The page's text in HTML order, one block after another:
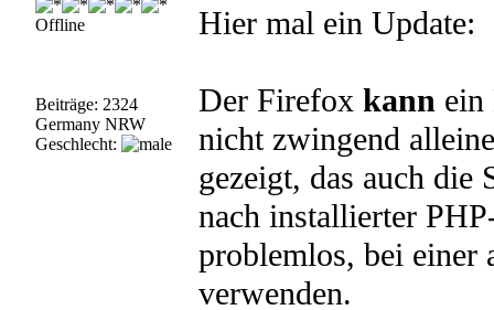
Offline
Beiträge: 2324
Germany NRW
Geschlecht:
Hier mal ein Update:
Der Firefox kannein
nicht zwingend
gezeigt, das auch
nach installierter
problemlos, bei einer
verwenden.